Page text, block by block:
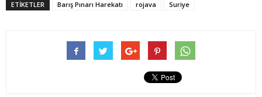
ETIKETLER Barış Pınarı Harekatı rojava Suriye